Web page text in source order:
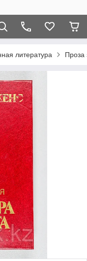
литература Проза